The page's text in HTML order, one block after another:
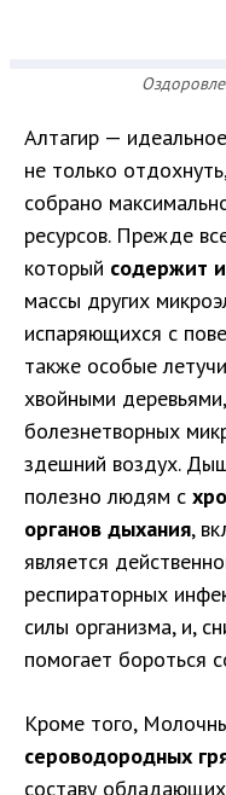
Алтагир —
не только
собрано
ресурсов. Прежде
который содержит
массы других
испаряющихся с
также особые
хвойными
болезнетворных
здешний воздух.
полезно людям с
органов дыхания,
является
респираторных
силы организма, и,
помогает бороться
Кроме того,
сероводородных
составу обладающих